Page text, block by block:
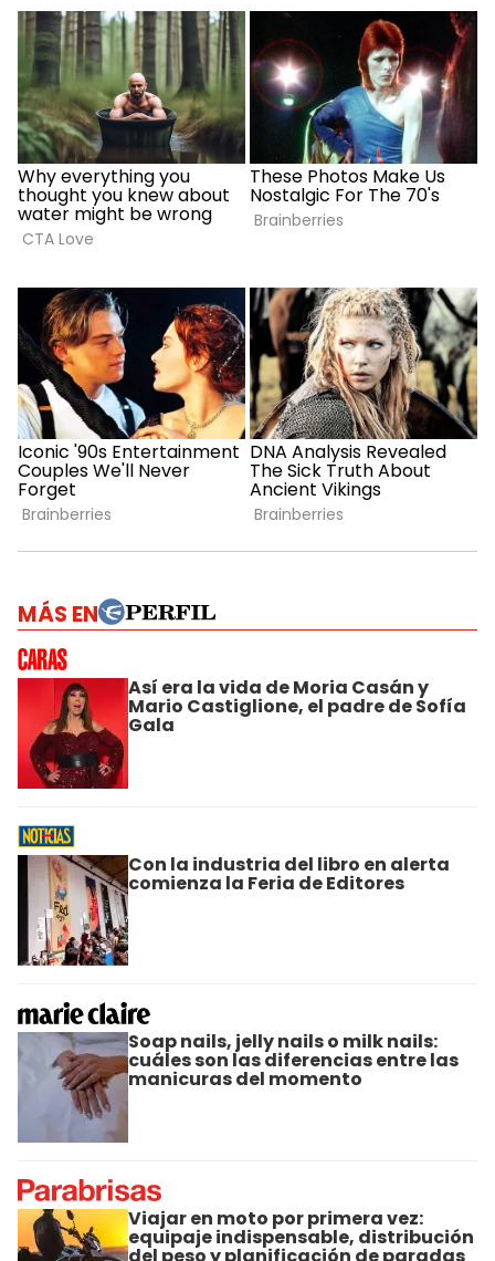
MÁS EN
Así era la vida de Moria Casán y
Mario Castiglione, el padre de Sofía
Gala
Con la industria del libro en alerta
comienza la Feria de Editores
Soap nails, jelly nails o milk nails:
cuáles son las diferencias entre las
manicuras del momento
Viajar en moto por primera vez:
equipaje indispensable, distribución